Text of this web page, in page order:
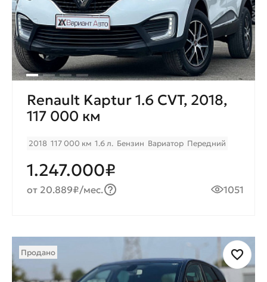
Renault Kaptur 1.6 CVT, 2018,
117 000 км
2018 117 000 км 1.6 л. Бензин Вариатор Передний
1.247.000₽
от 20.889₽/мес. 1051
Продано